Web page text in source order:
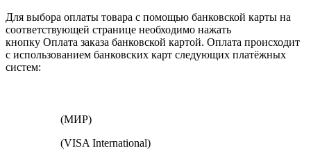
Для выбора оплаты товара с помощью банковской карты на
соответствующей странице необходимо нажать
кнопку Оплата заказа банковской картой. Оплата происходит
с использованием банковских карт следующих платёжных
систем:
(МИР)
(VISA International)